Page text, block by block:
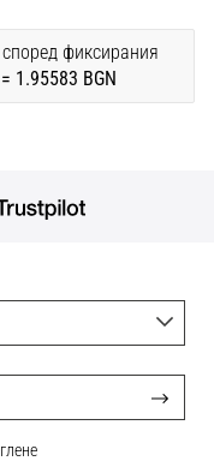
фиксирания
1.95583 BGN